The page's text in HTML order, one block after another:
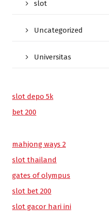
slot
Uncategorized
Universitas
slot depo 5k
bet 200
mahjong ways 2
slot thailand
gates of olympus
slot bet 200
slot gacor hari ini